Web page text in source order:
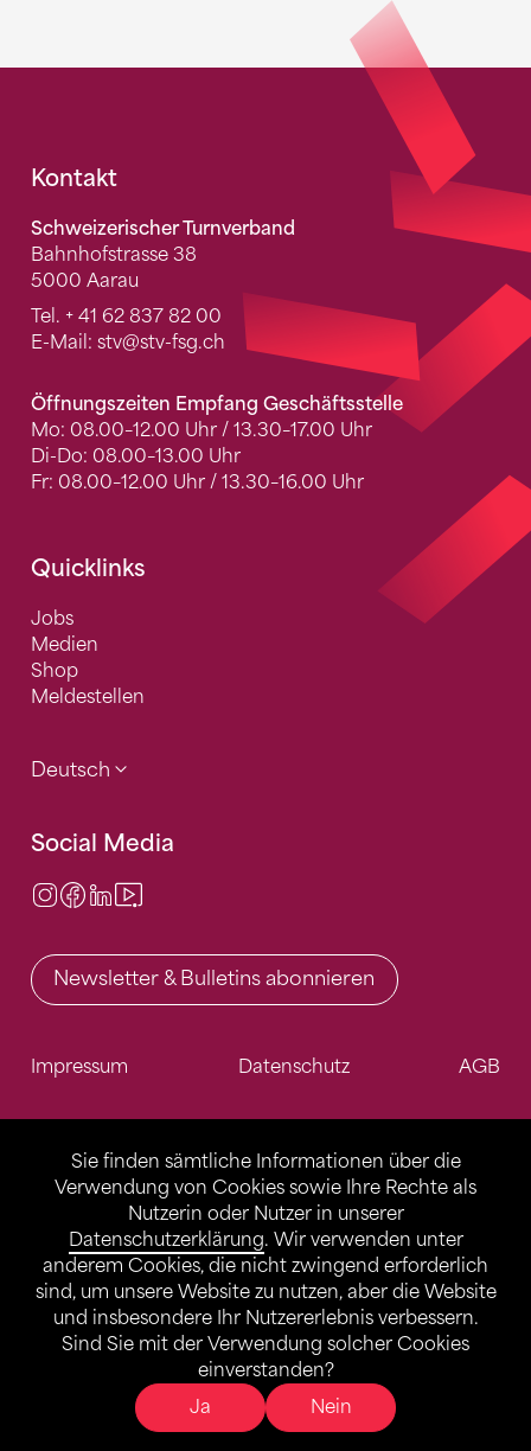
Sie finden sämtliche Informationen über die
Verwendung von Cookies sowie Ihre Rechte als
Nutzerin oder Nutzer in unserer
Datenschutzerklärung. Wir verwenden unter
anderem Cookies, die nicht zwingend erforderlich
sind, um unsere Website zu nutzen, aber die Website
und insbesondere Ihr Nutzererlebnis verbessern.
Sind Sie mit der Verwendung solcher Cookies
einverstanden?
Ja
Nein
Fusszeile
Kontakt
Schweizerischer Turnverband
Bahnhofstrasse 38
5000 Aarau
Tel. + 41 62 837 82 00
E-Mail: stv@stv-fsg.ch
Öffnungszeiten Empfang Geschäftsstelle
Mo: 08.00–12.00 Uhr / 13.30–17.00 Uhr
Di-Do: 08.00–13.00 Uhr
Fr: 08.00–12.00 Uhr / 13.30–16.00 Uhr
Quicklinks
Jobs
Medien
Shop
Meldestellen
Deutsch
Social Media
Instagram
Facebook
LinkedIn
Newsletter & Bulletins abonnieren
Impressum Datenschutz AGB